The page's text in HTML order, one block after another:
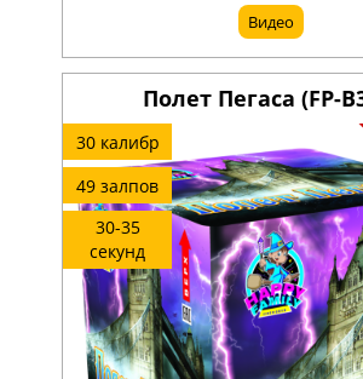
Видео
Полет Пегаса (FP-
30 калибр
49 залпов
30-35
секунд